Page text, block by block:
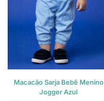
Macacão Sarja Bebê Menino
Jogger Azul